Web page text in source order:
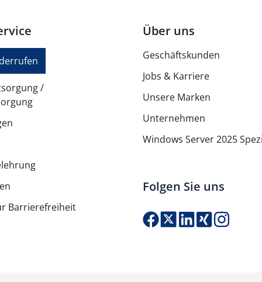
9-Achsen IMU-Sensor,
AMOLED
194 x 368 Pixel
282
3,7 cm
Yes
/
Barrierefreiheit
Über uns
Geschäftskunden
Jobs & Karriere
Unsere Marken
Unternehmen
Windows Server 2025
Folgen Sie uns